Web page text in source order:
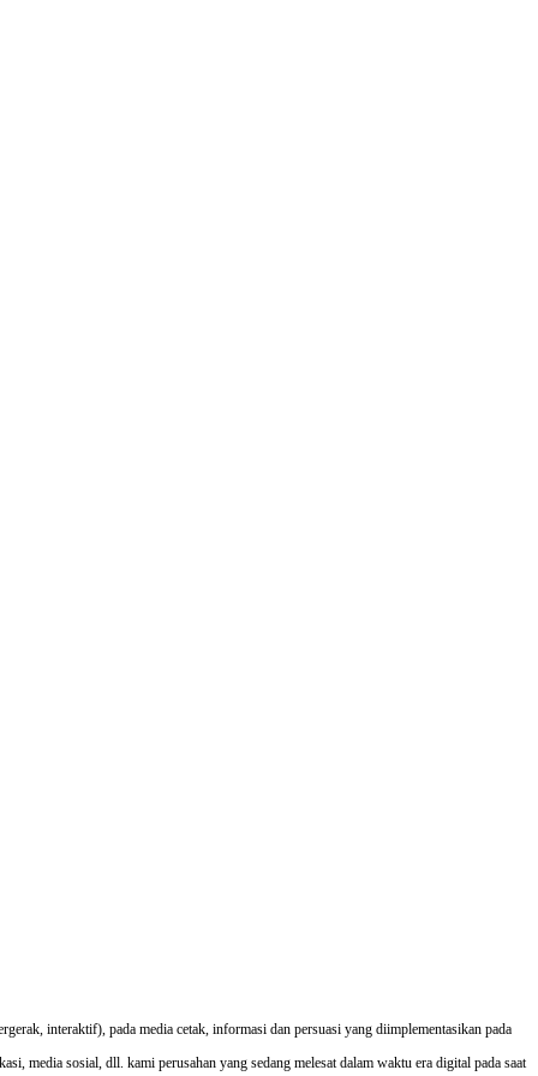
interaktif), pada media cetak, informasi dan persuasi yang diimplementasikan pada
media sosial, dll. kami perusahan yang sedang melesat dalam waktu era digital pada saat